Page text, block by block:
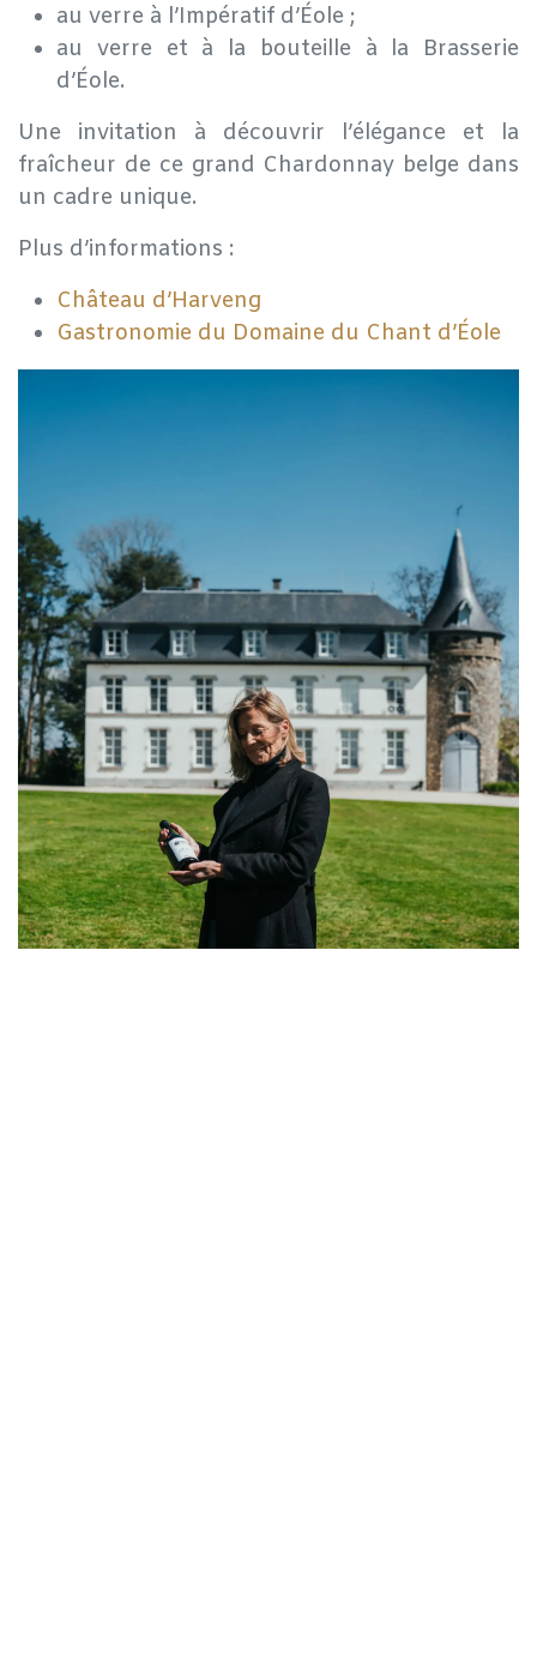
au verre à l’Impératif d’Éole ;
au verre et à la bouteille à la Brasserie
d’Éole.
Une invitation à découvrir l’élégance et la
fraîcheur de ce grand Chardonnay belge dans
un cadre unique.
Plus d’informations :
Château d’Harveng
Gastronomie du Domaine du Chant d’Éole